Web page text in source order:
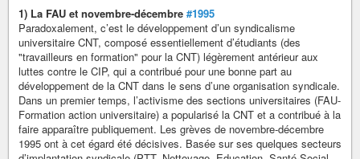
1) La FAU et novembre-décembre #1995
Paradoxalement, c’est le développement d’un syndicalisme
universitaire CNT, composé essentiellement d’étudiants (des
"travailleurs en formation" pour la CNT) légèrement antérieur aux
luttes contre le CIP, qui a contribué pour une bonne part au
développement de la CNT dans le sens d’une organisation syndicale.
Dans un premier temps, l’activisme des sections universitaires (FAU-
Formation action universitaire) a popularisé la CNT et a contribué à la
faire apparaître publiquement. Les grèves de novembre-décembre
1995 ont à cet égard été décisives. Basée sur ses quelques secteurs